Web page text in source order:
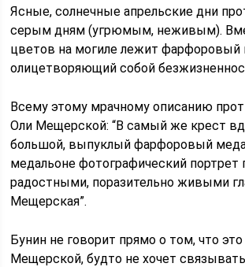
Ясные, солнечные апрельские дни
серым дням (угрюмым, неживым).
цветов на могиле лежит фарфоровый
олицетворяющий собой
Всему этому мрачному описанию
Оли Мещерской: “В самый же крест
большой, выпуклый фарфоровый
медальоне фотографический портрет
радостны­ми, поразительно живыми
Мещерская”.
Бунин не говорит прямо о том, что
Мещерской, будто не хочет